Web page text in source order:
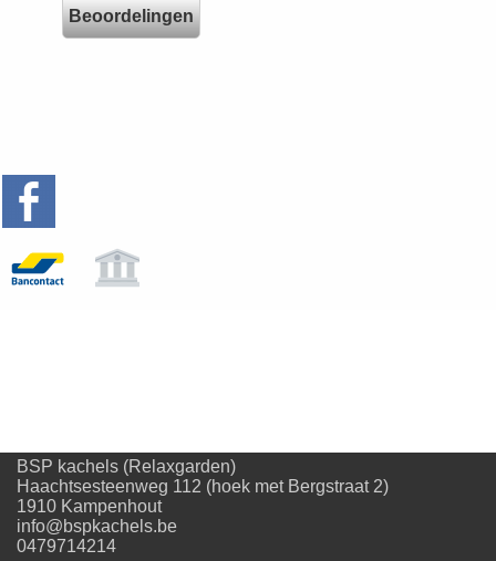
Beoordelingen
BSP kachels (Relaxgarden)
Haachtsesteenweg 112 (hoek met Bergstraat 2)
1910 Kampenhout
info@bspkachels.be
0479714214